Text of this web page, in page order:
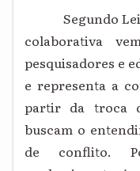
Segundo
colaborativa
pesquisadores e
e representa a
partir da troca
buscam o
de conflito.